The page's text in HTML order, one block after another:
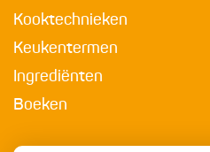
Kooktechnieken
Keukentermen
Ingrediënten
Boeken